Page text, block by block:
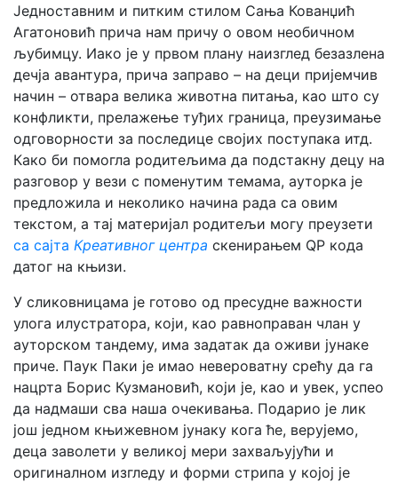
Једноставним и питким стилом Сања Кованџић
Агатоновић прича нам причу о овом необичном
љубимцу. Иако је у првом плану наизглед безазлена
дечја авантура, прича заправо – на деци пријемчив
начин – отвара велика животна питања, као што су
конфликти, прелажење туђих граница, преузимање
одговорности за последице својих поступака итд.
Како би помогла родитељима да подстакну децу на
разговор у вези с поменутим темама, ауторка је
предложила и неколико начина рада са овим
текстом, а тај материјал родитељи могу преузети
са сајта Креативног центра скенирањем QР кода
датог на књизи.
У сликовницама је готово од пресудне важности
улога илустратора, који, као равноправан члан у
ауторском тандему, има задатак да оживи јунаке
приче. Паук Паки је имао невероватну срећу да га
нацрта Борис Кузмановић, који је, као и увек, успео
да надмаши сва наша очекивања. Подарио је лик
још једном књижевном јунаку кога ће, верујемо,
деца заволети у великој мери захваљујући и
оригиналном изгледу и форми стрипа у којој је